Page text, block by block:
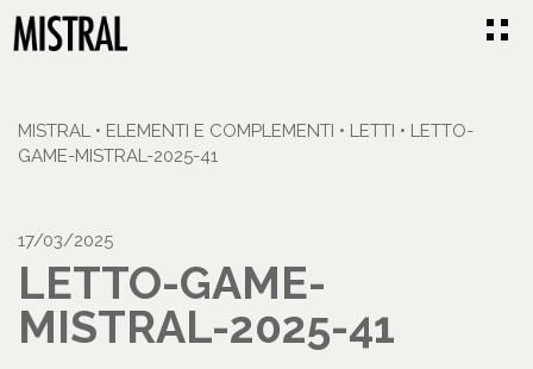
MISTRAL • ELEMENTI E COMPLEMENTI • LETTI • LETTO-
GAME-MISTRAL-2025-41
17/03/2025
LETTO-GAME-
MISTRAL-2025-41